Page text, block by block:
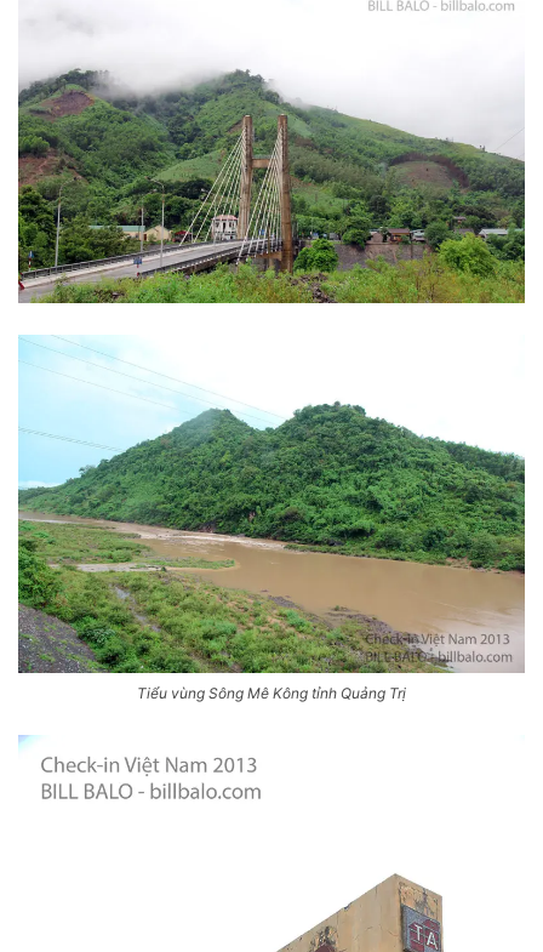
Tiểu vùng Sông Mê Kông tỉnh Quảng Trị